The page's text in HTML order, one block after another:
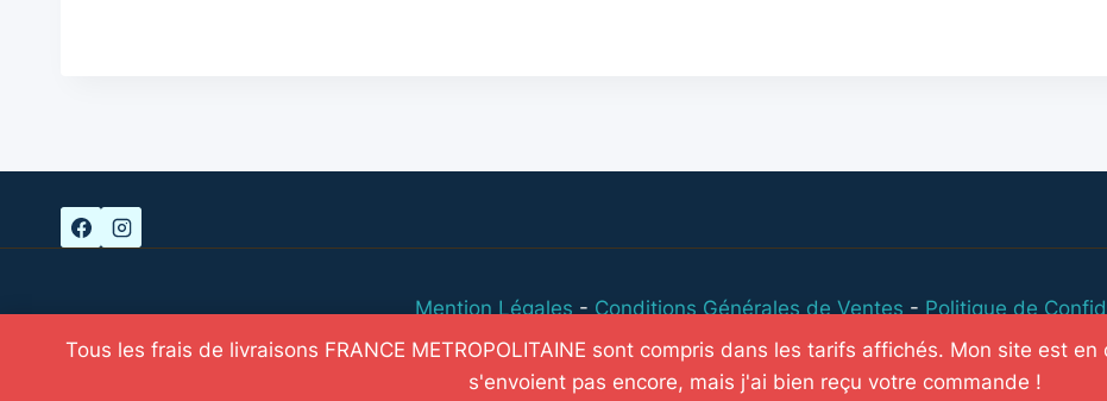
Mention Légales-Conditions Générales de Ventes-Politique de
© 2026 Les illustrations bleues - Cheryline Ribes
Tous les frais de livraisons FRANCE METROPOLITAINE sont compris dans les tarifs affichés. Mon site est
s'envoient pas encore, mais j'ai bien reçu votre commande !